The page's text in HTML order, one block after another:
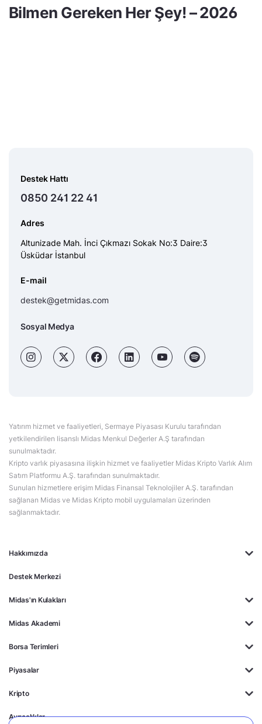
Bilmen Gereken Her Şey! – 2026
Hakkımızda
Destek Merkezi
Midas'ın Kulakları
Midas Akademi
Borsa Terimleri
Piyasalar
Kripto
Ayrıcalıklar
Destek Hattı
0850 241 22 41
Adres
Altunizade Mah. İnci Çıkmazı Sokak No:3 Daire:3
Üsküdar İstanbul
E-mail
destek@getmidas.com
Sosyal Medya
Yatırım hizmet ve faaliyetleri, Sermaye Piyasası Kurulu tarafından
yetkilendirilen lisanslı Midas Menkul Değerler A.Ş tarafından
sunulmaktadır.
Kripto varlık piyasasına ilişkin hizmet ve faaliyetler Midas Kripto Varlık Alım
Satım Platformu A.Ş. tarafından sunulmaktadır.
Sunulan hizmetlere erişim Midas Finansal Teknolojiler A.Ş. tarafından
sağlanan Midas ve Midas Kripto mobil uygulamaları üzerinden
sağlanmaktadır.